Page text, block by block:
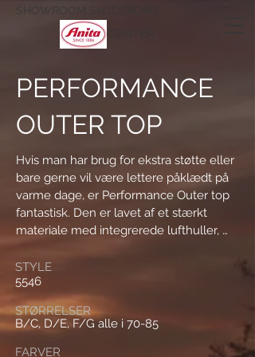
SHOWROOM SKODSBORG
PERFORMANCE
OUTER TOP
Hvis man har brug for ekstra støtte eller
bare gerne vil være lettere påklædt på
varme dage, er Performance Outer top
fantastisk. Den er lavet af et stærkt
materiale med integrerede lufthuller,
tør.
NB. Dette er ikke en BH, den er derimod
beregnet til brug udenpå din sports-BH.
De formsyede skålę og sidepaneler,
STYLE
5546
STØRRELSER
B/C, D/E, F/G alle i 70-85
FARVER